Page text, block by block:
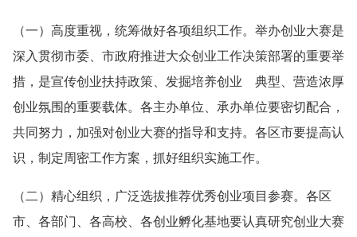
（一）高度重视，统筹做好各项组织工作。举办创业大赛是
深入贯彻市委、市政府推进大众创业工作决策部署的重要举
措，是宣传创业扶持政策、发掘培养创业 典型、营造浓厚
创业氛围的重要载体。各主办单位、承办单位要密切配合，
共同努力，加强对创业大赛的指导和支持。各区市要提高认
识，制定周密工作方案，抓好组织实施工作。
（二）精心组织，广泛选拔推荐优秀创业项目参赛。各区
市、各部门、各高校、各创业孵化基地要认真研究创业大赛